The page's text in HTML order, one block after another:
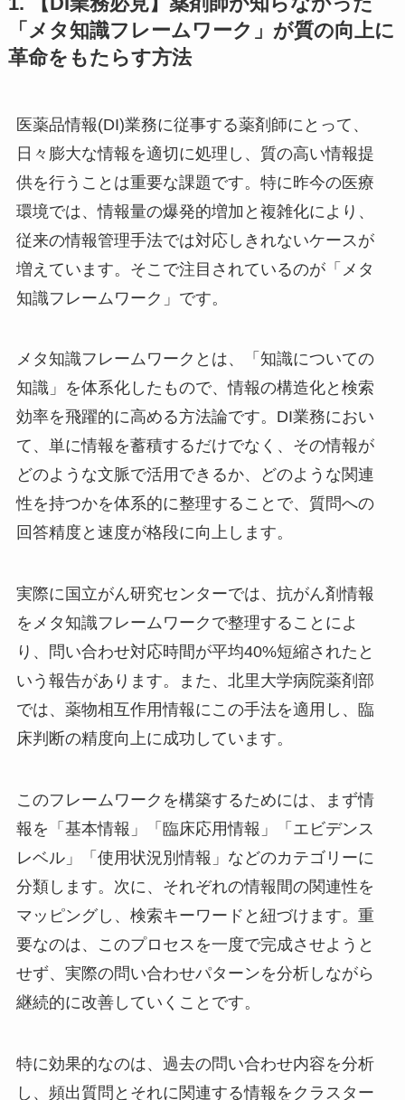
「メタ知識フレームワーク」が質の向上に
革命をもたらす方法
医薬品情報(DI)業務に従事する薬剤師にとって、
日々膨大な情報を適切に処理し、質の高い情報提
供を行うことは重要な課題です。特に昨今の医療
環境では、情報量の爆発的増加と複雑化により、
従来の情報管理手法では対応しきれないケースが
増えています。そこで注目されているのが「メタ
知識フレームワーク」です。
メタ知識フレームワークとは、「知識についての
知識」を体系化したもので、情報の構造化と検索
効率を飛躍的に高める方法論です。DI業務におい
て、単に情報を蓄積するだけでなく、その情報が
どのような文脈で活用できるか、どのような関連
性を持つかを体系的に整理することで、質問への
回答精度と速度が格段に向上します。
実際に国立がん研究センターでは、抗がん剤情報
をメタ知識フレームワークで整理することによ
り、問い合わせ対応時間が平均40%短縮されたと
いう報告があります。また、北里大学病院薬剤部
では、薬物相互作用情報にこの手法を適用し、臨
床判断の精度向上に成功しています。
このフレームワークを構築するためには、まず情
報を「基本情報」「臨床応用情報」「エビデンス
レベル」「使用状況別情報」などのカテゴリーに
分類します。次に、それぞれの情報間の関連性を
マッピングし、検索キーワードと紐づけます。重
要なのは、このプロセスを一度で完成させようと
せず、実際の問い合わせパターンを分析しながら
継続的に改善していくことです。
特に効果的なのは、過去の問い合わせ内容を分析
し、頻出質問とそれに関連する情報をクラスター